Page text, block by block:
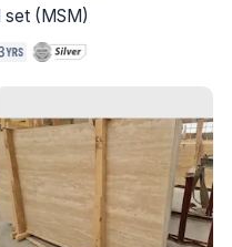
set (MSM)